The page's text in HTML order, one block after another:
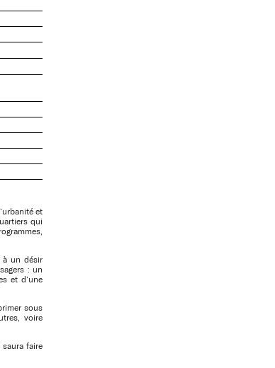
et
qui
à un désir
: un
et d’une
sous
voire
faire